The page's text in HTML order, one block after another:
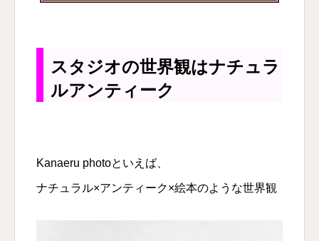
スタジオの世界観はナチュラ
ルアンティーク
Kanaeru photoといえば、
ナチュラル×アンティーク×絵本のような世界観